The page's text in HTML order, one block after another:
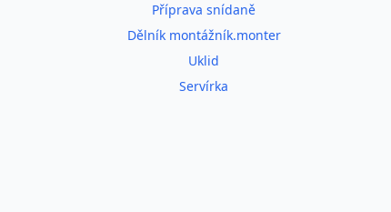
Příprava snídaně
Dělník montážník.monter
Uklid
Servírka